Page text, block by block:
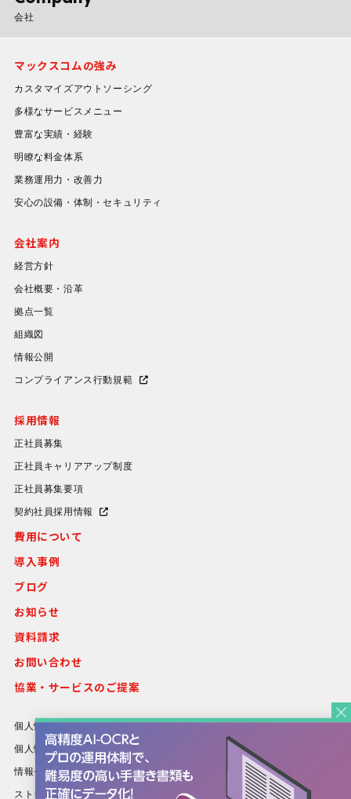
会社
マックスコムの強み
カスタマイズアウトソーシング
多様なサービスメニュー
豊富な実績・経験
明瞭な料金体系
業務運用力・改善力
安心の設備・体制・セキュリティ
会社案内
経営方針
会社概要・沿革
拠点一覧
組織図
情報公開
コンプライアンス行動規範
採用情報
正社員募集
正社員キャリアアップ制度
正社員募集要項
契約社員採用情報
費用について
導入事例
ブログ
お知らせ
資料請求
お問い合わせ
協業・サービスのご提案
個人情報保護方針
個人情報等の取り扱いについて
情報セキュリティ方針
ストレスチェック基本方針